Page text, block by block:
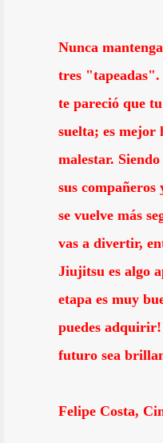
Nunca
tres
te pareció que
suelta; es mejor
malestar.
sus
se vuelve más
vas a divertir,
Jiujitsu es algo
etapa es muy
puedes
futuro sea
Felipe Costa,